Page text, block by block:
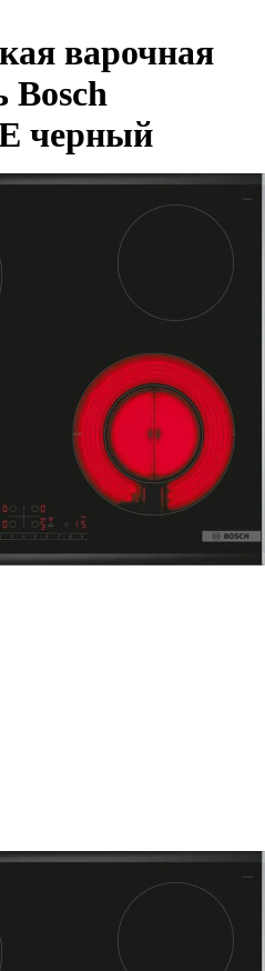
варочная
Bosch
черный